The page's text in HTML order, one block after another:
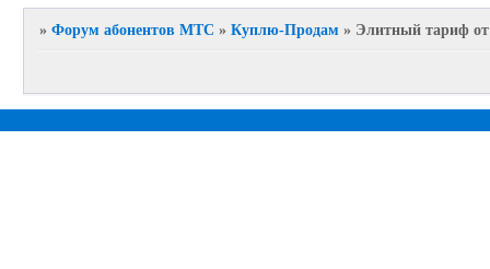
»Форум абонентов МТС »Куплю-Продам » Элитный тариф